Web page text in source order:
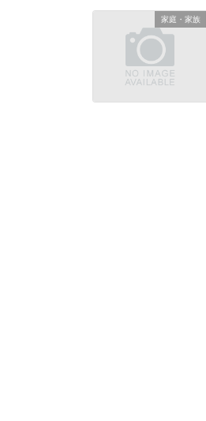
家庭・家族